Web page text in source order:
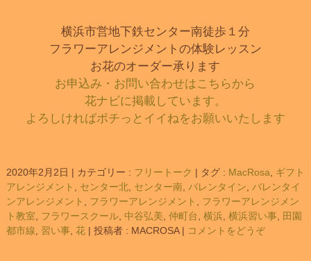
横浜市営地下鉄センター南徒歩１分
フラワーアレンジメントの体験レッスン
お花のオーダー承ります
お申込み・お問い合わせはこちらから
花ナビに掲載しています。
よろしければポチっとイイねをお願いいたします
2020年2月2日 | カテゴリー : フリートーク | タグ : MacRosa
ギフト
アレンジメント
センター北, センター南, バレンタイン
バレンタイ
ンアレンジメント
フラワーアレンジメント
フラワーアレンジメン
ト教室
フラワースクール, 中谷弘美 仲町台 横浜, 横浜習い事,
田園
都市線
習い事, 花 | 投稿者 : MACROSA | コメントをどうぞ